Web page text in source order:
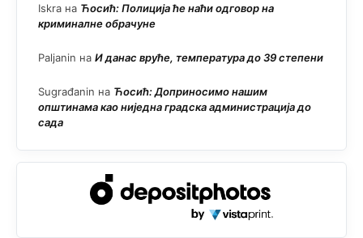
Iskra на Ћосић: Полиција ће наћи одговор на
криминалне обрачуне
Paljanin на И данас вруће, температура до 39 степени
Sugrađanin на Ћосић: Доприносимо нашим
општинама као ниједна градска администрација до
сада